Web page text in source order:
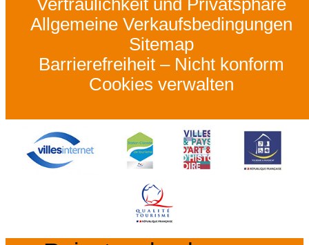
Vertraulichkeit und Privatsphäre
Allgemeine Verkaufsbedingungen
Sitemap
Barrierefreiheit – Nicht konform
Cookies verwalten